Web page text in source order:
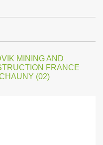
MINING AND
FRANCE
(02)